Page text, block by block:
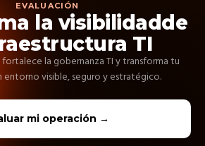
EVALUACIÓN
la visibilidad de
TI
fortalece la gobernanza TI y transforma tu
entorno visible, seguro y estratégico.
mi operación →